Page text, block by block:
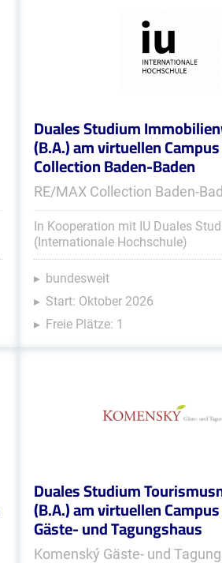
Duales Studium
(B.A.) am virtuellen
Collection Baden-Baden
RE/MAX Collection Baden-
In Kooperation mit IU Duales
(Internationale Hochschule)
bundesweit
Start: Oktober 2026
Freie Plätze: 1
Duales Studium
(B.A.) am virtuellen
Gäste- und Tagungshaus
Komenský Gäste- und